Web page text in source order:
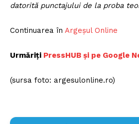
datorită punctajului de la proba
Continuarea în Argeșul Online
Urmăriți PressHUB și pe Google
(sursa foto: argesulonline.ro)